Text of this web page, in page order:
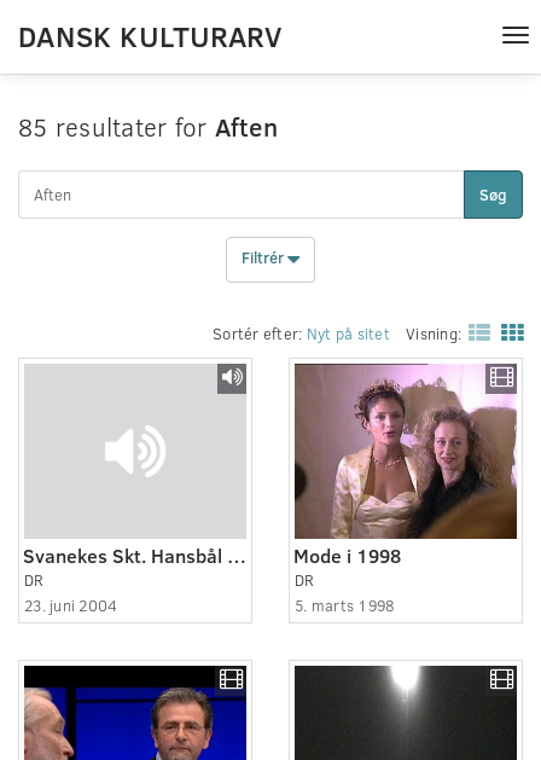
DANSK KULTURARV
85 resultater for Aften
Søg
Filtrér
Sortér efter: Nyt på sitet Visning:
Svanekes Skt. Hansbål er væk
DR
23. juni 2004
Mode i 1998
DR
5. marts 1998